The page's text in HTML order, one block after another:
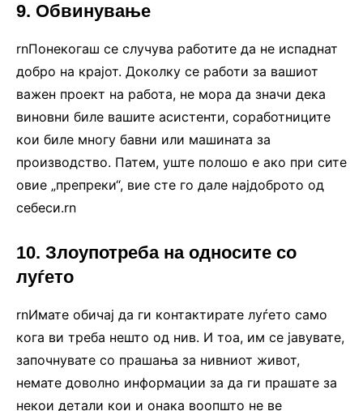
9. Обвинување
rnПонекогаш се случува работите да не испаднат
добро на крајот. Доколку се работи за вашиот
важен проект на работа, не мора да значи дека
виновни биле вашите асистенти, соработниците
кои биле многу бавни или машината за
производство. Патем, уште полошо е ако при сите
овие „препреки“, вие сте го дале најдоброто од
себеси.rn
10. Злоупотреба на односите со
луѓето
rnИмате обичај да ги контактирате луѓето само
кога ви треба нешто од нив. И тоа, им се јавувате,
започнувате со прашања за нивниот живот,
немате доволно информации за да ги прашате за
некои детали кои и онака воопшто не ве